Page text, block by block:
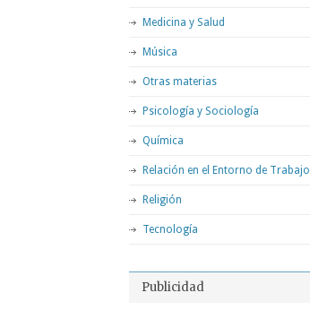
Medicina y Salud
Música
Otras materias
Psicología y Sociología
Química
Relación en el Entorno de Trabajo
Religión
Tecnología
Publicidad